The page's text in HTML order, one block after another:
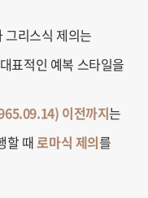
그리스식 제의는
표적인 예복 스타일을
이전까지는
할 때로마식 제의를